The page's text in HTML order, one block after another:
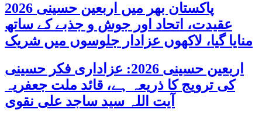
پاکستان بھر میں اربعین حسینی 2026
عقیدت، اتحاد اور جوش و جذبے کے ساتھ
منایا گیا، لاکھوں عزادار جلوسوں میں شریک
اربعین حسینی 2026: عزاداری فکر حسینی
کی ترویج کا ذریعہ ہے، قائد ملت جعفریہ
آیت اللہ سید ساجد علی نقوی